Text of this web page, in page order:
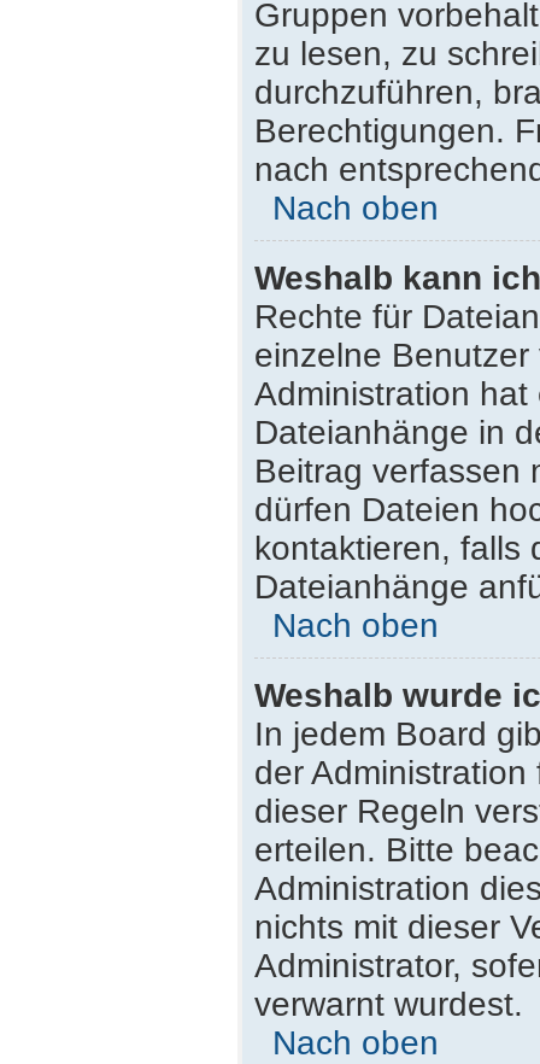
Gruppen
zu lesen, zu
durchzuführen,
Berechtigungen.
nach
Nach oben
Weshalb kann
Rechte für
einzelne
Administration
Dateianhänge in
Beitrag verfassen
dürfen Dateien
kontaktieren, falls
Dateianhänge
Nach oben
Weshalb wurde
In jedem Board
der
dieser Regeln
erteilen. Bitte
Administration
nichts mit dieser
Administrator,
verwarnt wurdest.
Nach oben